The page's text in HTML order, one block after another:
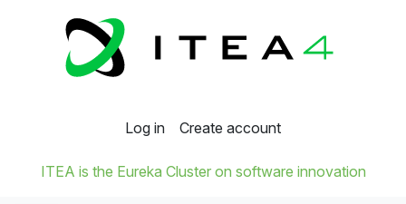
Log in Create account
ITEA is the Eureka Cluster on software innovation